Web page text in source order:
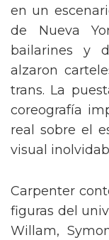
en un
de Nueva
bailarines y
alzaron
trans. La
coreografía
real sobre el
visual
Carpenter
figuras del
Willam,